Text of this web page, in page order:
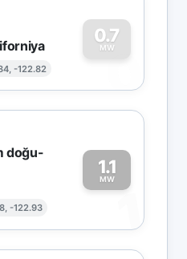
-122.82
0.7
MW
0
doğu-
-122.93
1.1
MW
1